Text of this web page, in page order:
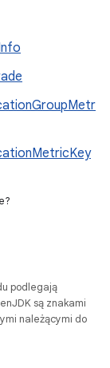
podlegają
są znakami
należącymi do